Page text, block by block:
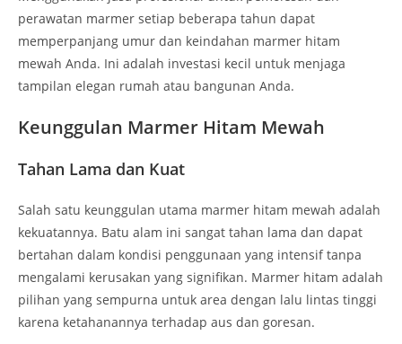
perawatan marmer setiap beberapa tahun dapat
memperpanjang umur dan keindahan marmer hitam
mewah Anda. Ini adalah investasi kecil untuk menjaga
tampilan elegan rumah atau bangunan Anda.
Keunggulan Marmer Hitam Mewah
Tahan Lama dan Kuat
Salah satu keunggulan utama marmer hitam mewah adalah
kekuatannya. Batu alam ini sangat tahan lama dan dapat
bertahan dalam kondisi penggunaan yang intensif tanpa
mengalami kerusakan yang signifikan. Marmer hitam adalah
pilihan yang sempurna untuk area dengan lalu lintas tinggi
karena ketahanannya terhadap aus dan goresan.